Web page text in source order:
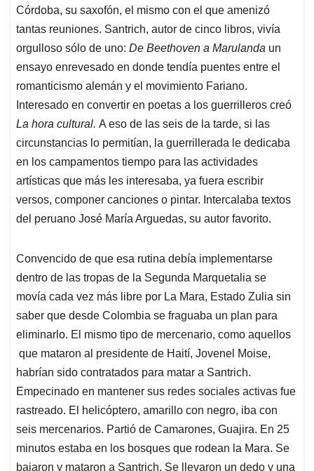
Córdoba, su saxofón, el mismo con el que amenizó
tantas reuniones. Santrich, autor de cinco libros, vivía
orgulloso sólo de uno: De Beethoven a Marulanda un
ensayo enrevesado en donde tendía puentes entre el
romanticismo alemán y el movimiento Fariano.
Interesado en convertir en poetas a los guerrilleros creó
La hora cultural. A eso de las seis de la tarde, si las
circunstancias lo permitían, la guerrillerada le dedicaba
en los campamentos tiempo para las actividades
artísticas que más les interesaba, ya fuera escribir
versos, componer canciones o pintar. Intercalaba textos
del peruano José María Arguedas, su autor favorito.
Convencido de que esa rutina debía implementarse
dentro de las tropas de la Segunda Marquetalia se
movía cada vez más libre por La Mara, Estado Zulia sin
saber que desde Colombia se fraguaba un plan para
eliminarlo. El mismo tipo de mercenario, como aquellos
que mataron al presidente de Haití, Jovenel Moise,
habrían sido contratados para matar a Santrich.
Empecinado en mantener sus redes sociales activas fue
rastreado. El helicóptero, amarillo con negro, iba con
seis mercenarios. Partió de Camarones, Guajira. En 25
minutos estaba en los bosques que rodean la Mara. Se
bajaron y mataron a Santrich. Se llevaron un dedo y una